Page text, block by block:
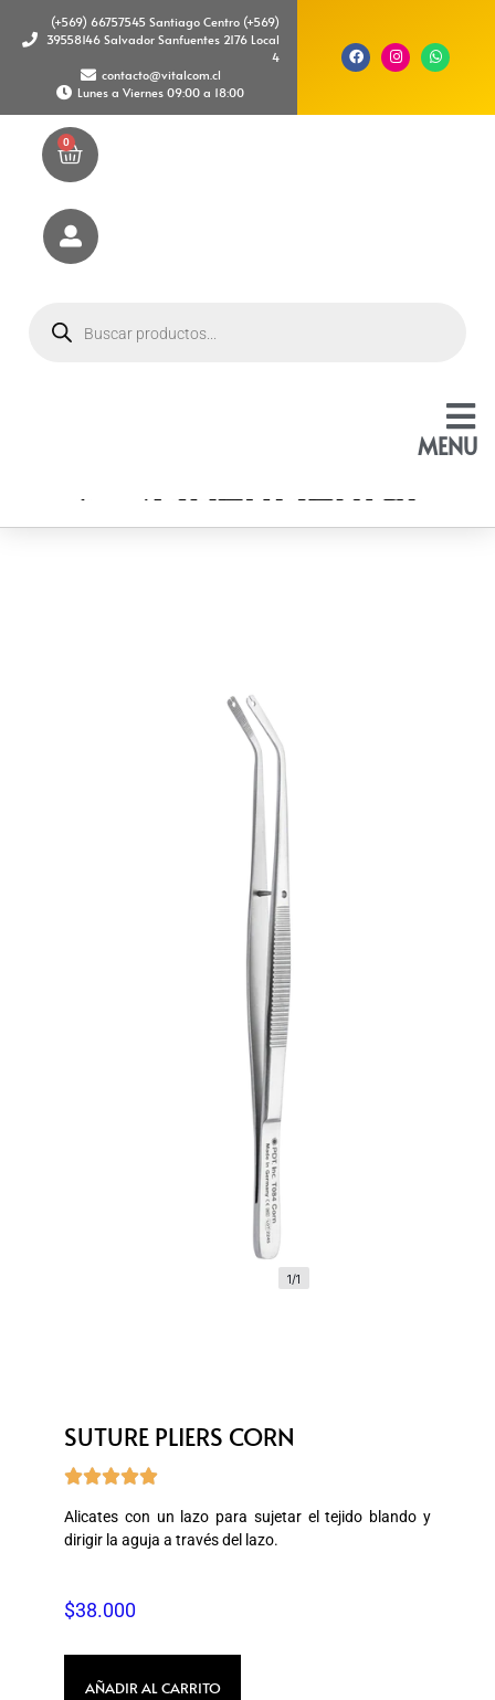
(+569) 66757545 Santiago Centro (+569)
39558146 Salvador Sanfuentes 2176 Local
4
contacto@vitalcom.cl
Lunes a Viernes 09:00 a 18:00
MENU
0
1/1
SUTURE PLIERS CORN

Alicates con un lazo para sujetar el tejido blando y
dirigir la aguja a través del lazo.
$38.000
AÑADIR AL CARRITO